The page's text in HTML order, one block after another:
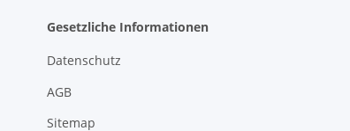
Gesetzliche Informationen
Datenschutz
AGB
Sitemap